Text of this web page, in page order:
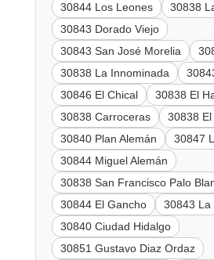
30844 Los Leones
30838
30843 Dorado Viejo
30843 San José Morelia
30838 La Innominada
30846 El Chical
30838 El
30838 Carroceras
30838
30840 Plan Alemán
30847
30844 Miguel Alemán
30838 San Francisco Palo
30844 El Gancho
30843 La
30840 Ciudad Hidalgo
30851 Gustavo Diaz Ordaz